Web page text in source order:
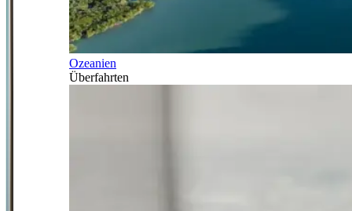
Ozeanien
Überfahrten